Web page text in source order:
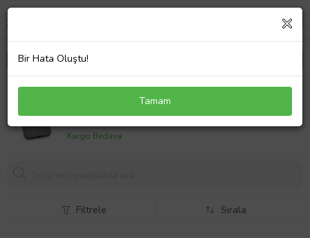
iPhone 16 Pro Uyumlu Dijital Desenli MagSafe Şarj
Özellikli Silikon Kapak Kılıf
579,90 TL
Kargo Bedava
Filtrele Sırala
Bir Hata Oluştu!
Tamam